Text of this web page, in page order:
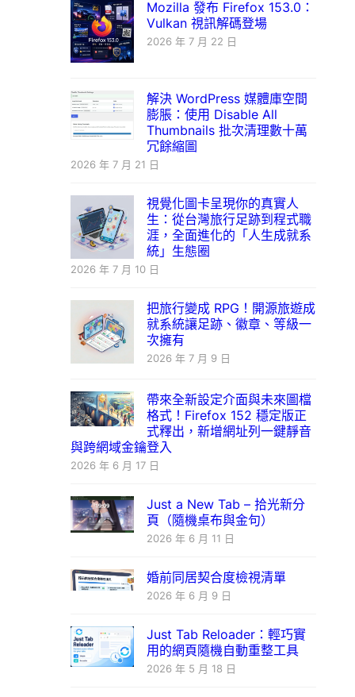
Mozilla 發布 Firefox 153.0：
Vulkan 視訊解碼登場
2026 年 7 月 22 日
解決 WordPress 媒體庫空間
膨脹：使用 Disable All
Thumbnails 批次清理數十萬
冗餘縮圖
2026 年 7 月 21 日
視覺化圖卡呈現你的真實人
生：從台灣旅行足跡到程式職
涯，全面進化的「人生成就系
統」生態圈
2026 年 7 月 10 日
把旅行變成 RPG！開源旅遊成
就系統讓足跡、徽章、等級一
次擁有
2026 年 7 月 9 日
帶來全新設定介面與未來圖檔
格式！Firefox 152 穩定版正
式釋出，新增網址列一鍵靜音
與跨網域金鑰登入
2026 年 6 月 17 日
Just a New Tab – 拾光新分
頁（隨機桌布與金句）
2026 年 6 月 11 日
婚前同居契合度檢視清單
2026 年 6 月 9 日
Just Tab Reloader：輕巧實
用的網頁隨機自動重整工具
2026 年 5 月 18 日